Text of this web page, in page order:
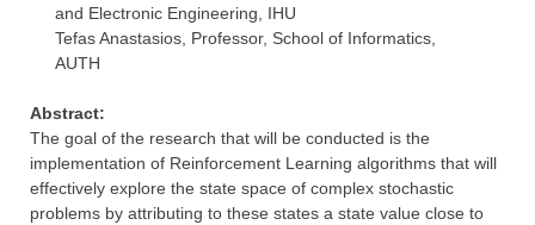
and Electronic Engineering, IHU
Tefas Anastasios, Professor, School of Informatics,
AUTH
Abstract:
The goal of the research that will be conducted is the
implementation of Reinforcement Learning algorithms that will
effectively explore the state space of complex stochastic
problems by attributing to these states a state value close to